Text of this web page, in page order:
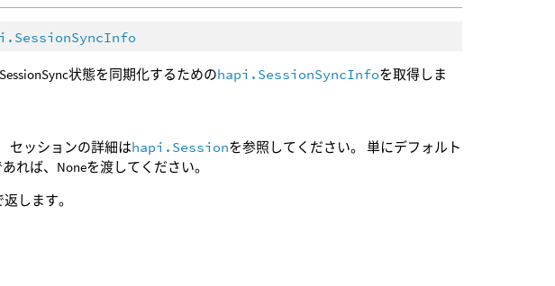
状態を同期化するためのhapi.SessionSyncInfoを取得しま
セッションの詳細はhapi.Sessionを参照してください。 単にデフォルト
れば、Noneを渡してください。
返します。